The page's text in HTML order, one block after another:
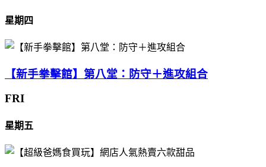
星期四
【新手拳擊館】第八堂：防守＋進攻組合
FRI
星期五